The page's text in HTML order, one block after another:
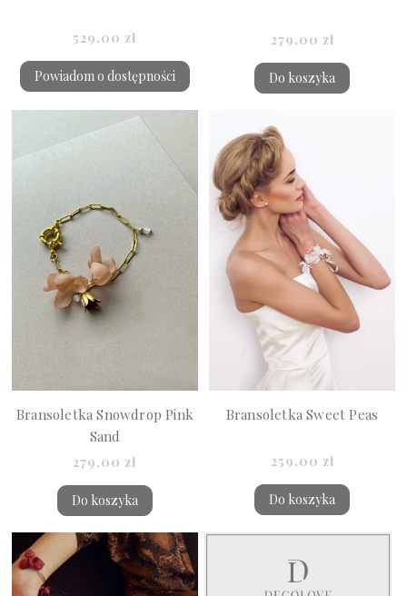
529,00 zł
Powiadom o dostępności
279,00 zł
Do koszyka
Bransoletka Snowdrop Pink
Sand
279,00 zł
Do koszyka
Bransoletka Sweet Peas
259,00 zł
Do koszyka